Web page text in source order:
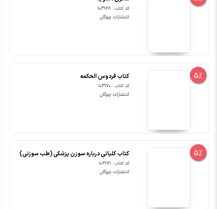
کد کتاب : 103168
انتشارات چوگان
5% کتاب فردوس الحکمه
کد کتاب : 103170
انتشارات چوگان
5% کتاب کلیاتی درباره سوزن پزشکی (طب سوزنی)
کد کتاب : 103171
انتشارات چوگان